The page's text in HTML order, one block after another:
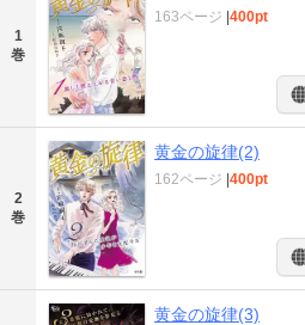
1
巻
163ページ 400pt
2
巻
黄金の旋律(2)
162ページ 400pt
黄金の旋律(3)